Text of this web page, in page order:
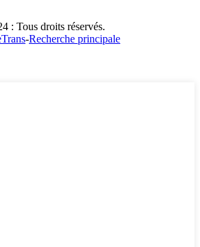
: Tous droits réservés.
-Recherche principale